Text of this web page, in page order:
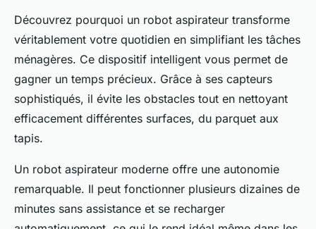
Découvrez pourquoi un robot aspirateur transforme
véritablement votre quotidien en simplifiant les tâches
ménagères. Ce dispositif intelligent vous permet de
gagner un temps précieux. Grâce à ses capteurs
sophistiqués, il évite les obstacles tout en nettoyant
efficacement différentes surfaces, du parquet aux
tapis.
Un robot aspirateur moderne offre une autonomie
remarquable. Il peut fonctionner plusieurs dizaines de
minutes sans assistance et se recharger